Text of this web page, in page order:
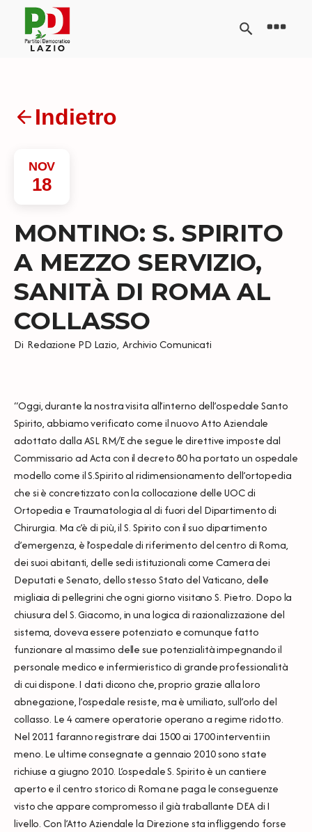
Indietro
NOV
18
MONTINO: S. SPIRITO
A MEZZO SERVIZIO,
SANITÀ DI ROMA AL
COLLASSO
Di Redazione PD Lazio, Archivio Comunicati
“Oggi, durante la nostra visita all’interno dell’ospedale Santo
Spirito, abbiamo verificato come il nuovo Atto Aziendale
adottato dalla ASL RM/E che segue le direttive imposte dal
Commissario ad Acta con il decreto 80 ha portato un ospedale
modello come il S.Spirito al ridimensionamento dell’ortopedia
che si è concretizzato con la collocazione delle UOC di
Ortopedia e Traumatologia al di fuori del Dipartimento di
Chirurgia. Ma c’è di più, il S. Spirito con il suo dipartimento
d’emergenza, è l’ospedale di riferimento del centro di Roma,
dei suoi abitanti, delle sedi istituzionali come Camera dei
Deputati e Senato, dello stesso Stato del Vaticano, delle
migliaia di pellegrini che ogni giorno visitano S. Pietro. Dopo la
chiusura del S. Giacomo, in una logica di razionalizzazione del
sistema, doveva essere potenziato e comunque fatto
funzionare al massimo delle sue potenzialità impegnando il
personale medico e infermieristico di grande professionalità
di cui dispone. I dati dicono che, proprio grazie alla loro
abnegazione, l’ospedale resiste, ma è umiliato, sull’orlo del
collasso. Le 4 camere operatorie operano a regime ridotto.
Nel 2011 faranno registrare dai 1500 ai 1700 interventi in
meno. Le ultime consegnate a gennaio 2010 sono state
richiuse a giugno 2010. L’ospedale S. Spirito è un cantiere
aperto e il centro storico di Roma ne paga le conseguenze
visto che appare compromesso il già traballante DEA di I
livello. Con l’Atto Aziendale la Direzione sta infliggendo forse